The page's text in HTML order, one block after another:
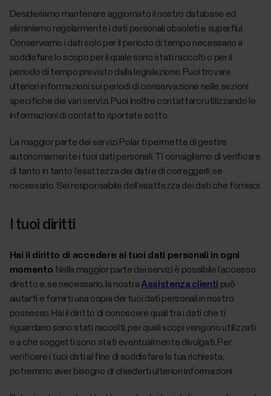
Desideriamo mantenere aggiornato il nostro database ed
eliminiamo regolarmente i dati personali obsoleti e superflui.
Conserviamo i dati solo per il periodo di tempo necessario a
soddisfare lo scopo per il quale sono stati raccolti o per il
periodo di tempo previsto dalla legislazione. Puoi trovare
ulteriori informazioni sui periodi di conservazione nelle sezioni
specifiche dei vari servizi. Puoi inoltre contattarci utilizzando le
informazioni di contatto riportate sotto.
La maggior parte dei servizi Polar ti permette di gestire
autonomamente i tuoi dati personali. Ti consigliamo di verificare
di tanto in tanto l’esattezza dei dati e di correggerli, se
necessario. Sei responsabile dell’esattezza dei dati che fornisci.
I tuoi diritti
Hai il diritto di accedere ai tuoi dati personali in ogni
momento. Nella maggior parte dei servizi è possibile l’accesso
diretto e, se necessario, la nostraAssistenza clienti può
aiutarti e fornirti una copia dei tuoi dati personali in nostro
possesso. Hai il diritto di conoscere quali tra i dati che ti
riguardano sono stati raccolti, per quali scopi vengono utilizzati
e a che soggetti sono stati eventualmente divulgati. Per
verificare i tuoi dati al fine di soddisfare la tua richiesta,
potremmo aver bisogno di chiederti ulteriori informazioni.